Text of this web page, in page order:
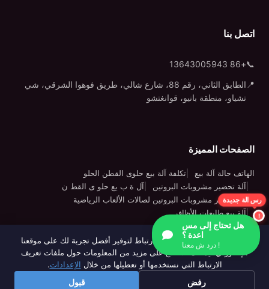
اتصل بنا
📞
+86 13643005943
📍
الطابق الثاني، رقم 88، شارع شالي، طريق فوهوا الشرقي، شي
تشياو، منطقة بانيو، قوانغتشو
الصفحات المميزة
الهاتف حالة آلة بيع
تكلفة آلة بيع حلوى القطن الحلو
آلة تحضير مشروبات البروتين
آل ة ب يع حلو ى القط ن
آلة تحضير مشروبات البروتين لصالات الألعاب الرياضية
آلة بيع طابعات الأظافر
© 2020-2026 Wider Matrix هي علامة تجارية مملوكة لشركة Wider
Matrix (GZ) Technology Co., Ltd
| سياسة الخصوصية |
خريطة
هل تحتاج إلى مس
اعدة ؟
درد ش معنا !
رس الة جديدة
نحن نستخدم ملفات تعريف الارتباط لتوفير أفضل تجربة لك على موقعنا
الإلكتروني. يمكنك الاطلاع على مزيد من المعلومات حول ملفات تعريف
الارتباط التي نستخدمها أو تعطيلها من خلال الإعدادات.
رفض قبول